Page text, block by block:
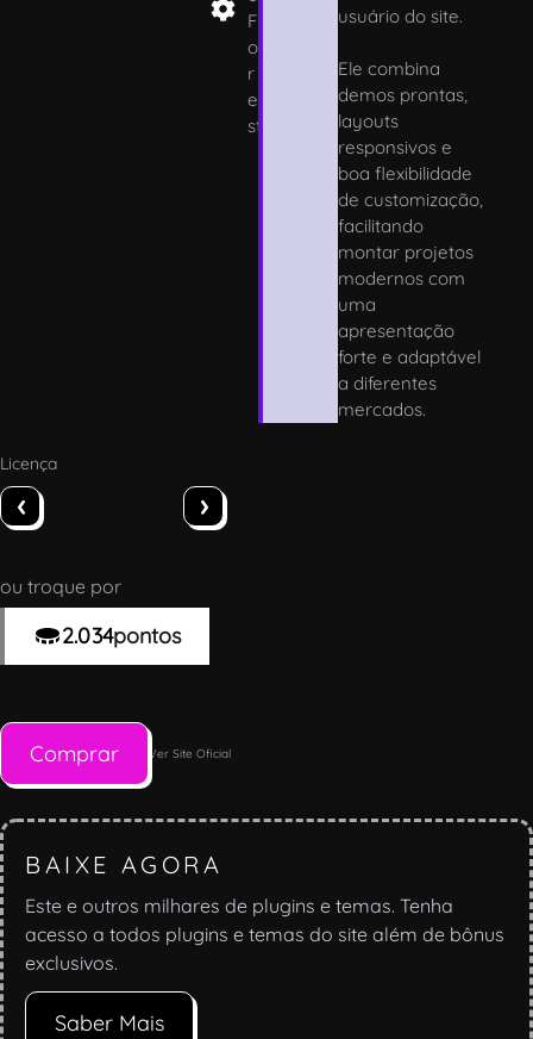
F
o
r
e
st
usuário do site.
Ele combina
demos prontas,
layouts
responsivos e
boa flexibilidade
de customização,
facilitando
montar projetos
modernos com
uma
apresentação
forte e adaptável
a diferentes
mercados.
Licença
‹ ›
ou troque por
2.034pontos
Comprar Ver Site Oficial
BAIXE AGORA
Este e outros milhares de plugins e temas. Tenha
acesso a todos plugins e temas do site além de bônus
exclusivos.
Saber Mais